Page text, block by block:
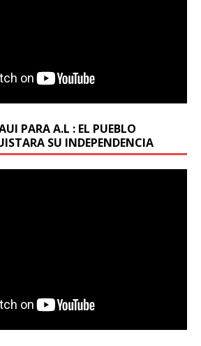
PARA A.L : EL PUEBLO
SU INDEPENDENCIA